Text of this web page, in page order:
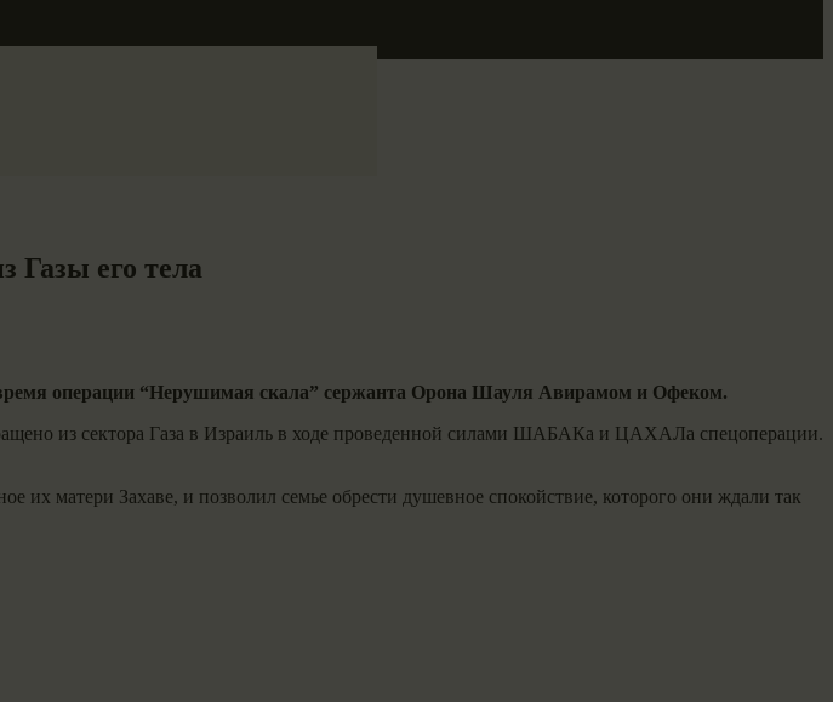
Газы его тела
операции “Нерушимая скала” сержанта Орона Шауля Авирамом и Офеком.
из сектора Газа в Израиль в ходе проведенной силами ШАБАКа и ЦАХАЛа спецоперации.
матери Захаве, и позволил семье обрести душевное спокойствие, которого они ждали так